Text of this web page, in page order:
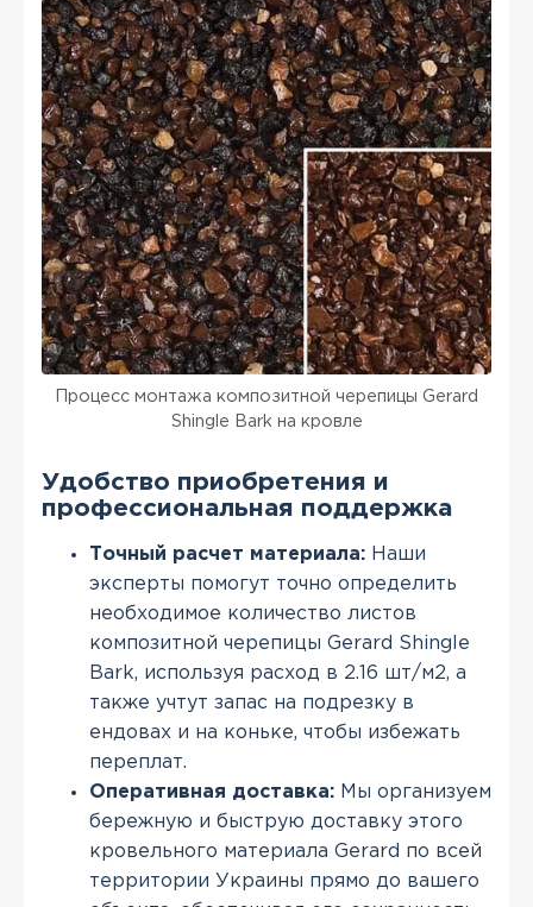
Процесс монтажа композитной черепицы Gerard
Shingle Bark на кровле
Удобство приобретения и
профессиональная поддержка
Точный расчет материала: Наши
эксперты помогут точно определить
необходимое количество листов
композитной черепицы Gerard Shingle
Bark, используя расход в 2.16 шт/м2, а
также учтут запас на подрезку в
ендовах и на коньке, чтобы избежать
переплат.
Оперативная доставка: Мы организуем
бережную и быструю доставку этого
кровельного материала Gerard по всей
территории Украины прямо до вашего